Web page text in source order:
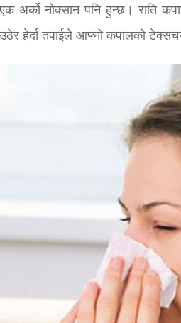
अर्को नोक्सान पनि हुन्छ।
हेर्दा तपाईले आफ्नो कपालको